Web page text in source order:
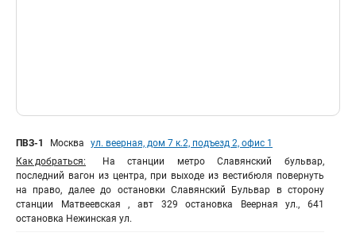
ПВЗ-1 Москва
ул. веерная, дом 7 к.2, подъезд 2, офис 1
Как добраться:
На станции метро Славянский бульвар,
последний вагон из центра, при выходе из вестибюля повернуть
на право, далее до остановки Славянский Бульвар в сторону
станции Матвеевская , авт 329 остановка Веерная ул., 641
остановка Нежинская ул.